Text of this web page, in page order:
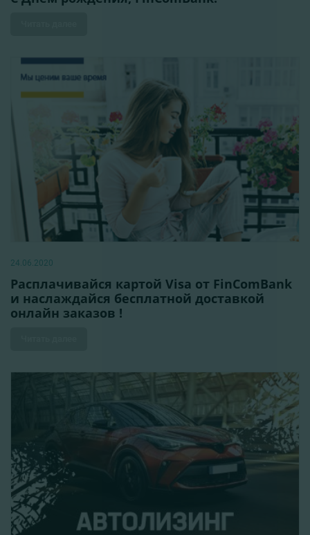
24.06.2020
Расплачивайся картой Visa от FinComBank
и наслаждайся бесплатной доставкой
онлайн заказов !